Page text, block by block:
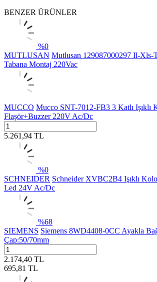
BENZER ÜRÜNLER
%0
MUTLUSAN Mutlusan 129087000297 Il-Xls-
Tabana Montaj 220Vac
MUCCO Mucco SNT-7012-FB3 3 Katlı Işıklı
Flaşör+Buzzer 220V Ac/Dc
5.261,94 TL
%0
SCHNEIDER Schneider XVBC2B4 Işıklı
Led 24V Ac/Dc
%68
SIEMENS Siemens 8WD4408-0CC Ayakla
Çap:50/70mm
2.174,40 TL
695,81 TL